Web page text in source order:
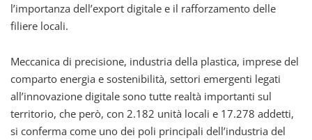
l’importanza dell’export digitale e il rafforzamento delle
filiere locali.
Meccanica di precisione, industria della plastica, imprese del
comparto energia e sostenibilità, settori emergenti legati
all’innovazione digitale sono tutte realtà importanti sul
territorio, che però, con 2.182 unità locali e 17.278 addetti,
si conferma come uno dei poli principali dell’industria del